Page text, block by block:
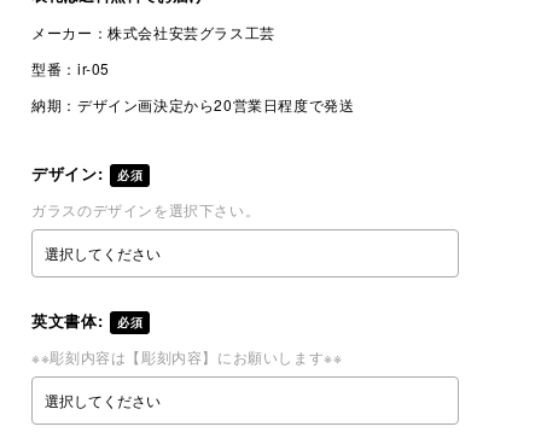
メーカー：株式会社安芸グラス工芸
型番： ir-05
納期： デザイン画決定から20営業日程度で発送
デザイン: 必須
ガラスのデザインを選択下さい。
英文書体: 必須
※※彫刻内容は【彫刻内容】にお願いします※※